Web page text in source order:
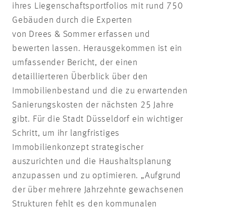
ihres Liegenschaftsportfolios mit rund 750
Gebäuden durch die Experten
von Drees & Sommer erfassen und
bewerten lassen. Herausgekommen ist ein
umfassender Bericht, der einen
detaillierteren Überblick über den
Immobilienbestand und die zu erwartenden
Sanierungskosten der nächsten 25 Jahre
gibt. Für die Stadt Düsseldorf ein wichtiger
Schritt, um ihr langfristiges
Immobilienkonzept strategischer
auszurichten und die Haushaltsplanung
anzupassen und zu optimieren. „Aufgrund
der über mehrere Jahrzehnte gewachsenen
Strukturen fehlt es den kommunalen